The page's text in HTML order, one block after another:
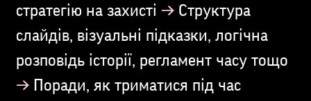
стратегію на захисті →Cтруктура
слайдів, візуальні підказки, логічна
розповідь історії, регламент часу тощо
→Поради, як триматися під час